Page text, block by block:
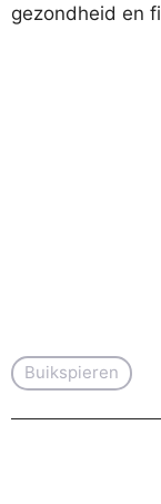
gezondheid en
Buikspieren